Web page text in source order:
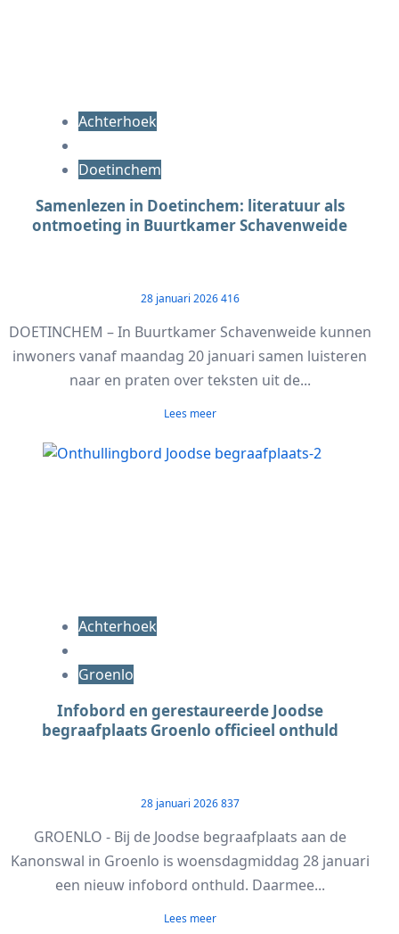
Achterhoek
Doetinchem
Samenlezen in Doetinchem: literatuur als
ontmoeting in Buurtkamer Schavenweide
28 januari 2026416
DOETINCHEM – In Buurtkamer Schavenweide kunnen
inwoners vanaf maandag 20 januari samen luisteren
naar en praten over teksten uit de...
Lees meer
Achterhoek
Groenlo
Infobord en gerestaureerde Joodse
begraafplaats Groenlo officieel onthuld
28 januari 2026837
GROENLO - Bij de Joodse begraafplaats aan de
Kanonswal in Groenlo is woensdagmiddag 28 januari
een nieuw infobord onthuld. Daarmee...
Lees meer